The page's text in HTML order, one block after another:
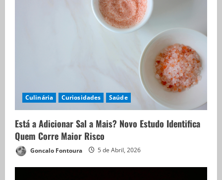
Culinária Curiosidades Saúde
Está a Adicionar Sal a Mais? Novo Estudo Identifica
Quem Corre Maior Risco
Goncalo Fontoura 5 de Abril, 2026